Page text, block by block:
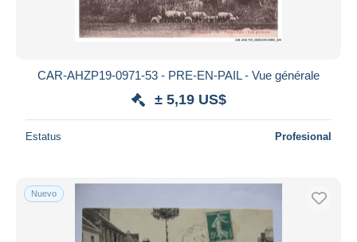
CAR-AHZP19-0971-53 - PRE-EN-PAIL - Vue générale
± 5,19 US$
Estatus Profesional
Nuevo